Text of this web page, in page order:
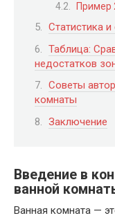
Пример
Статистика
Таблица:
недостатков
Советы
комнаты
Заключение
Введение в
ванной
Ванная комната —